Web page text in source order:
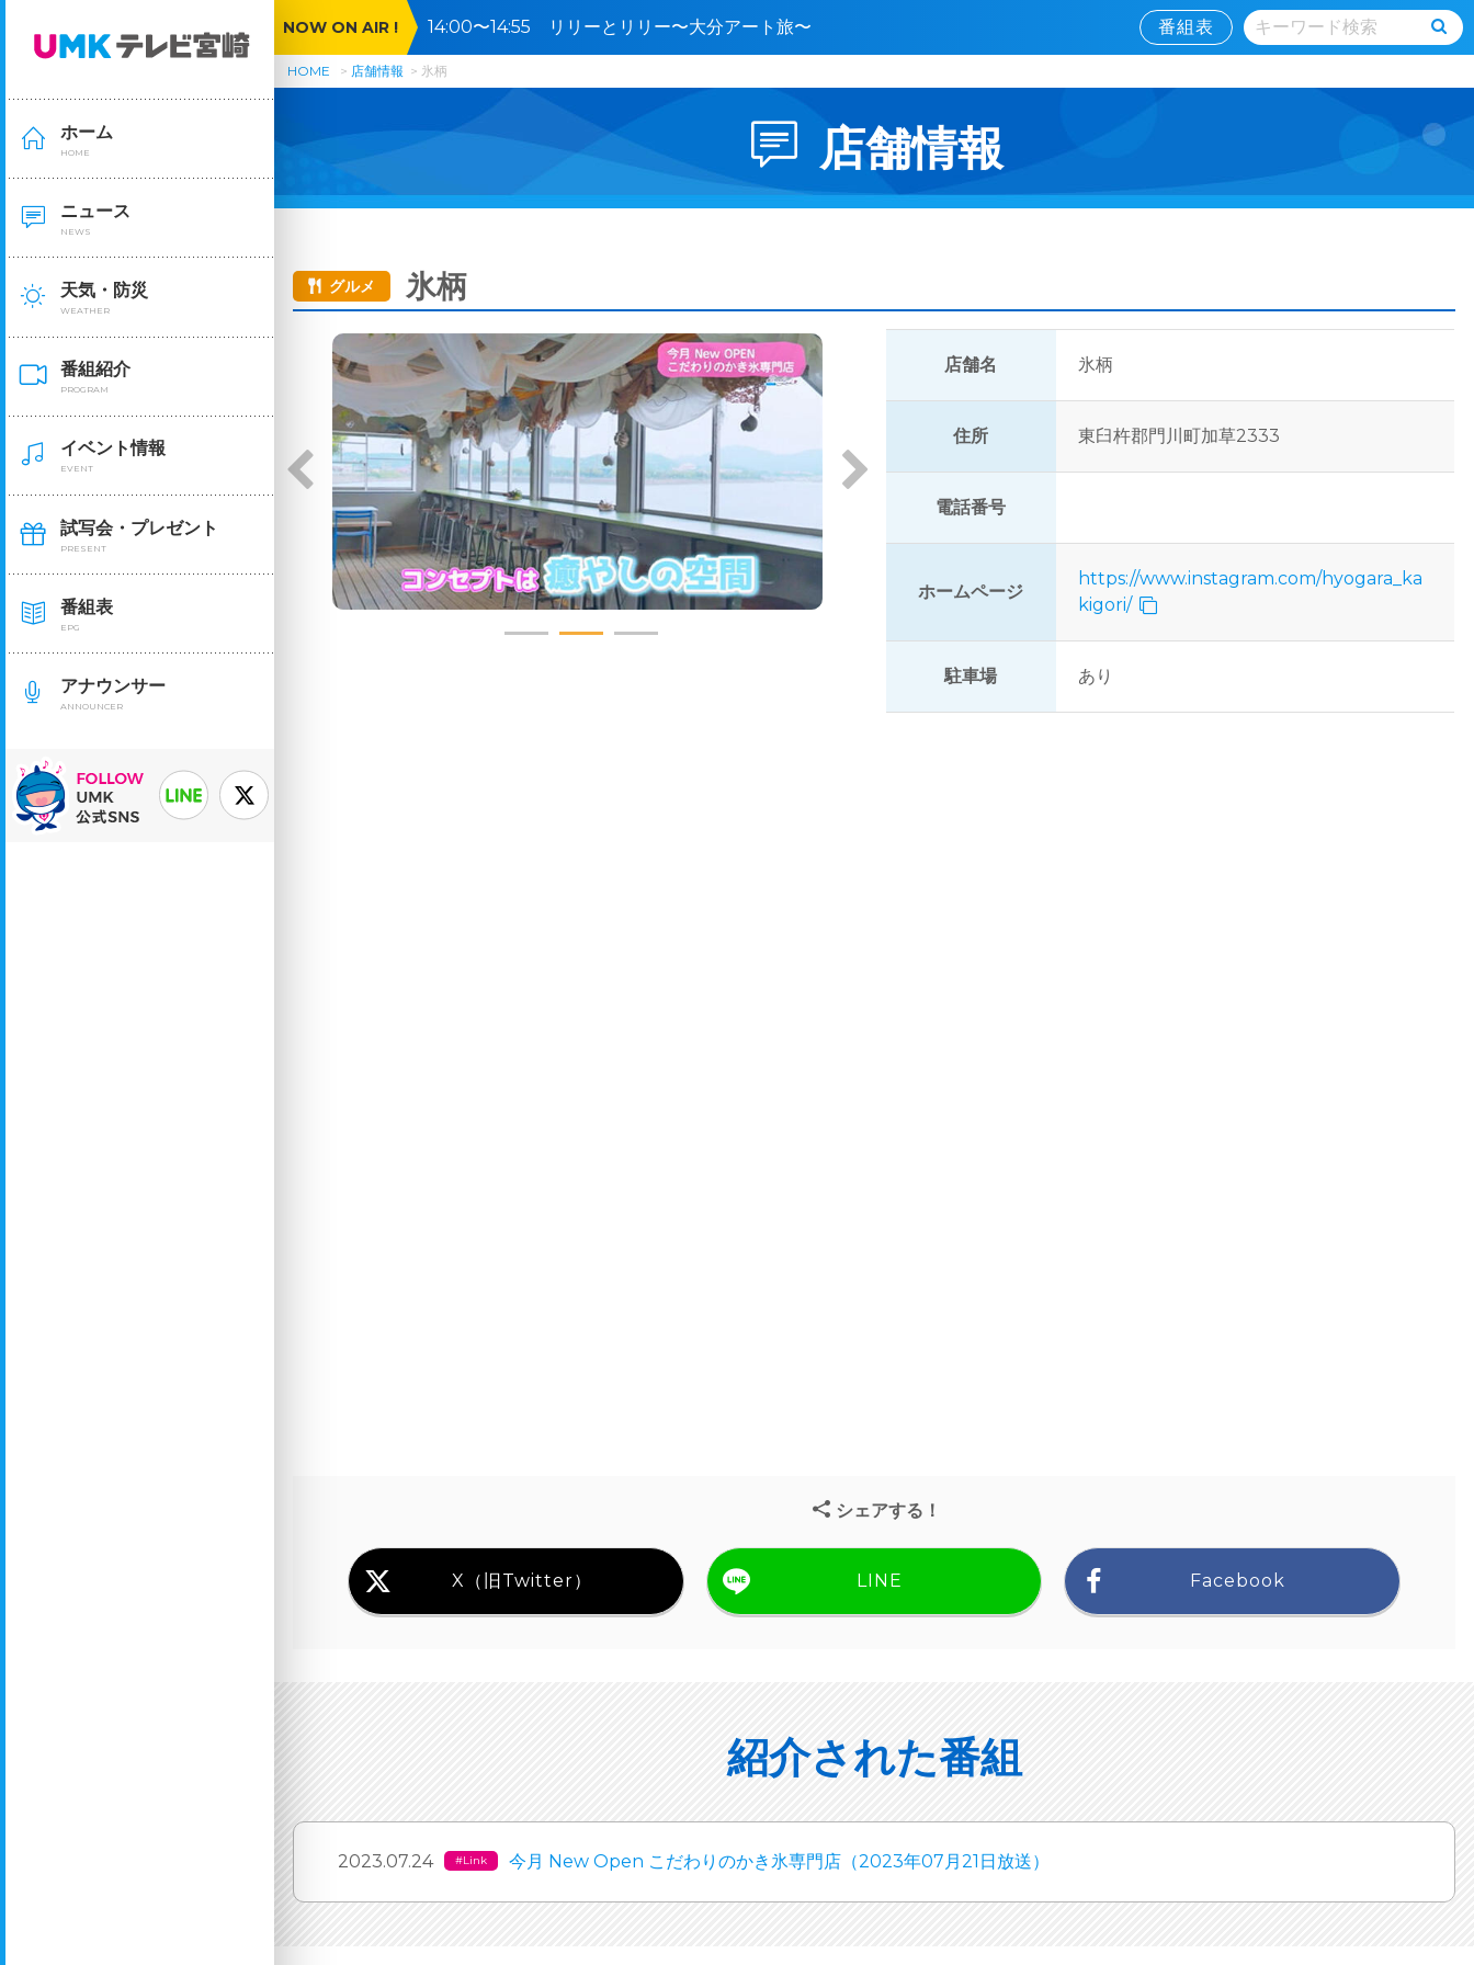
ホーム
HOME
ニュース
NEWS
天気・防災
WEATHER
番組紹介
PROGRAM
イベント情報
EVENT
試写会・プレゼント
PRESENT
番組表
EPG
アナウンサー
ANNOUNCER
NOW ON AIR ! 14:00〜14:55 リリーとリリー〜大分アート旅〜 番組表
HOME 店舗情報 氷柄
店舗情報
グルメ 氷柄
店舗名 氷柄
住所 東臼杵郡門川町加草2333
電話番号
ホームページ
https://www.instagram.com/hyogara_ka
kigori/
駐車場 あり
シェアする！
X（旧Twitter） LINE Facebook
紹介された番組
2023.07.24 #Link 今月 New Open こだわりのかき氷専門店（2023年07月21日放送）